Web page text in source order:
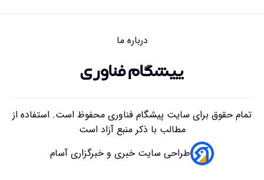
درباره ما
تمام حقوق برای سایت پیشگام فناوری محفوظ است. استفاده از
مطالب با ذکر منبع آزاد است
طراحی سایت خبری و خبرگزاری آسام